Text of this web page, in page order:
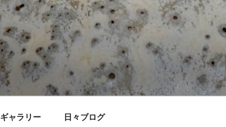
ギャラリー 日々ブログ